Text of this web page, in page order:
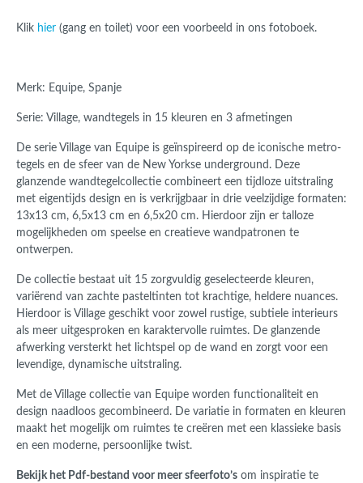
Klik hier (gang en toilet) voor een voorbeeld in ons fotoboek.
Merk: Equipe, Spanje
Serie: Village, wandtegels in 15 kleuren en 3 afmetingen
De serie Village van Equipe is geïnspireerd op de iconische metro-
tegels en de sfeer van de New Yorkse underground. Deze
glanzende wandtegelcollectie combineert een tijdloze uitstraling
met eigentijds design en is verkrijgbaar in drie veelzijdige formaten:
13x13 cm, 6,5x13 cm en 6,5x20 cm. Hierdoor zijn er talloze
mogelijkheden om speelse en creatieve wandpatronen te
ontwerpen.
De collectie bestaat uit 15 zorgvuldig geselecteerde kleuren,
variërend van zachte pasteltinten tot krachtige, heldere nuances.
Hierdoor is Village geschikt voor zowel rustige, subtiele interieurs
als meer uitgesproken en karaktervolle ruimtes. De glanzende
afwerking versterkt het lichtspel op de wand en zorgt voor een
levendige, dynamische uitstraling.
Met de Village collectie van Equipe worden functionaliteit en
design naadloos gecombineerd. De variatie in formaten en kleuren
maakt het mogelijk om ruimtes te creëren met een klassieke basis
en een moderne, persoonlijke twist.
Bekijk het Pdf-bestand voor meer sfeerfoto’s om inspiratie te